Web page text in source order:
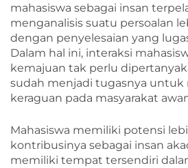
mahasiswa sebagai insan
menganalisis suatu persoalan
dengan penyelesaian yang
Dalam hal ini, interaksi
kemajuan tak perlu
sudah menjadi tugasnya untuk
keraguan pada masyarakat
Mahasiswa memiliki potensi
kontribusinya sebagai insan
memiliki tempat tersendiri